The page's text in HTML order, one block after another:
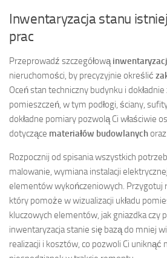
Inwentaryzacja stanu
prac
Przeprowadź szczegółową
nieruchomości, by precyzyjnie określić
Oceń stan techniczny budynku i
pomieszczeń, w tym podłogi, ściany,
dokładne pomiary pozwolą Ci właściwie
dotyczące materiałów budowlanych
Rozpocznij od spisania wszystkich
malowanie, wymiana instalacji
elementów wykończeniowych. Przygotuj
który pomoże w wizualizacji układu
kluczowych elementów, jak gniazdka czy
inwentaryzacja stanie się bazą do mniej
realizacji i kosztów, co pozwoli Ci uniknąć